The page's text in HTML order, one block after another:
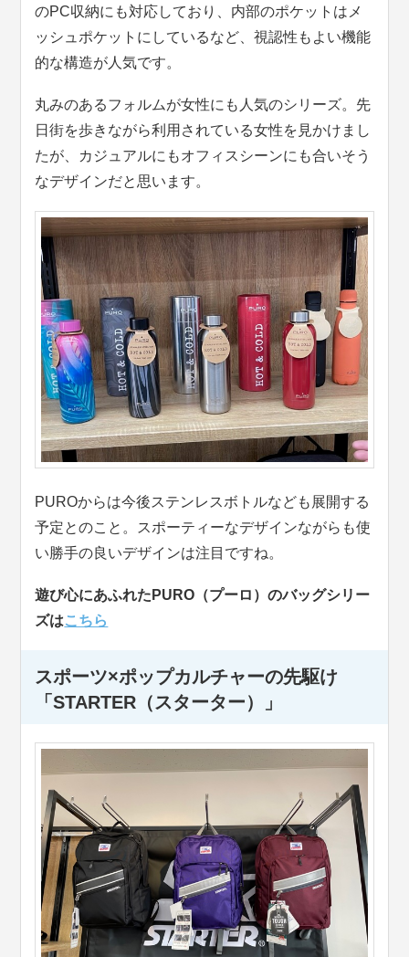
のPC収納にも対応しており、内部のポケットはメ
ッシュポケットにしているなど、視認性もよい機能
的な構造が人気です。
丸みのあるフォルムが女性にも人気のシリーズ。先
日街を歩きながら利用されている女性を見かけまし
たが、カジュアルにもオフィスシーンにも合いそう
なデザインだと思います。
PUROからは今後ステンレスボトルなども展開する
予定とのこと。スポーティーなデザインながらも使
い勝手の良いデザインは注目ですね。
遊び心にあふれたPURO（プーロ）のバッグシリー
ズはこちら
スポーツ×ポップカルチャーの先駆け
「STARTER（スターター）」